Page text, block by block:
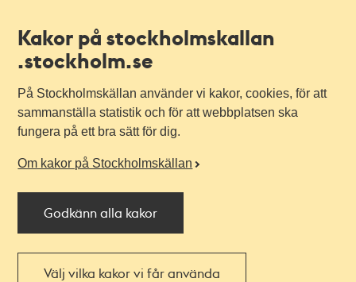
Kakor på stockholmskallan
.stockholm.se
På Stockholmskällan använder vi kakor, cookies, för att
sammanställa statistik och för att webbplatsen ska
fungera på ett bra sätt för dig.
Om kakor på Stockholmskällan
Godkänn alla kakor
Välj vilka kakor vi får använda